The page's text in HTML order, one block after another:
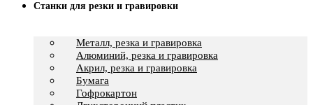
Станки для резки и гравировки
Металл, резка и гравировка
Алюминий, резка и гравировка
Акрил, резка и гравировка
Бумага
Гофрокартон